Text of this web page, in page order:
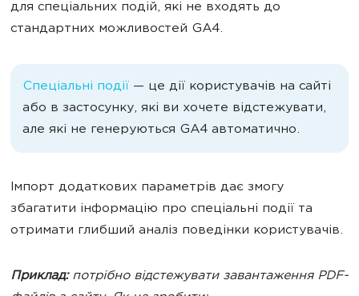
для спеціальних подій, які не входять до
стандартних можливостей GA4.
Спеціальні події — це дії користувачів на сайті
або в застосунку, які ви хочете відстежувати,
але які не генеруються GA4 автоматично.
Імпорт додаткових параметрів дає змогу
збагатити інформацію про спеціальні події та
отримати глибший аналіз поведінки користувачів.
Приклад: потрібно відстежувати завантаження PDF-